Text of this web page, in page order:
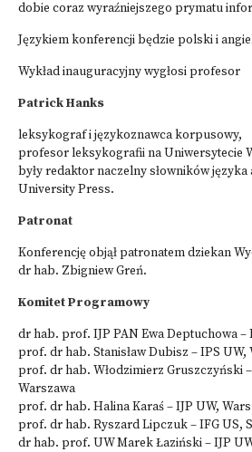
dobie coraz wyraźniejszego prymatu
Językiem konferencji będzie polski i
Wykład inauguracyjny wygłosi profesor
Patrick Hanks
leksykograf i językoznawca korpusowy,
profesor leksykografii na Uniwersytecie
były redaktor naczelny słowników
University Press.
Patronat
Konferencję objął patronatem dziekan
dr hab. Zbigniew Greń.
Komitet Programowy
dr hab. prof. IJP PAN Ewa Deptuchowa –
prof. dr hab. Stanisław Dubisz – IPS UW,
prof. dr hab. Włodzimierz Gruszczyński
Warszawa
prof. dr hab. Halina Karaś – IJP UW,
prof. dr hab. Ryszard Lipczuk – IFG US,
dr hab. prof. UW Marek Łaziński – IJP